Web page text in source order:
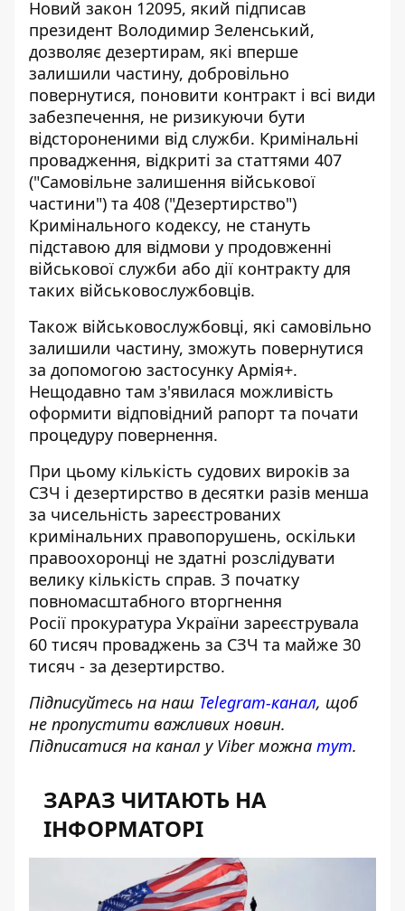
Новий закон 12095, який підписав
президент Володимир Зеленський,
дозволяє дезертирам, які вперше
залишили частину, добровільно
повернутися, поновити контракт і всі види
забезпечення, не ризикуючи бути
відстороненими від служби. Кримінальні
провадження, відкриті за статтями 407
("Самовільне залишення військової
частини") та 408 ("Дезертирство")
Кримінального кодексу, не стануть
підставою для відмови у продовженні
військової служби або дії контракту для
таких військовослужбовців.
Також військовослужбовці, які самовільно
залишили частину, зможуть повернутися
за допомогою застосунку Армія+.
Нещодавно там з'явилася можливість
оформити відповідний рапорт та почати
процедуру повернення.
При цьому кількість судових вироків за
СЗЧ і дезертирство в десятки разів менша
за чисельність зареєстрованих
кримінальних правопорушень, оскільки
правоохоронці не здатні розслідувати
велику кількість справ. З початку
повномасштабного вторгнення
Росії прокуратура України зареєструвала
60 тисяч проваджень за СЗЧ та майже 30
тисяч - за дезертирство.
Підписуйтесь на наш Telegram-канал, щоб
не пропустити важливих новин.
Підписатися на канал у Viber можна тут.
ЗАРАЗ ЧИТАЮТЬ НА
ІНФОРМАТОРІ